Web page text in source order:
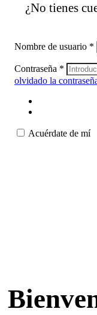
¿No tienes
Nombre de usuario *
Contraseña *
olvidado la
Acuérdate de mí